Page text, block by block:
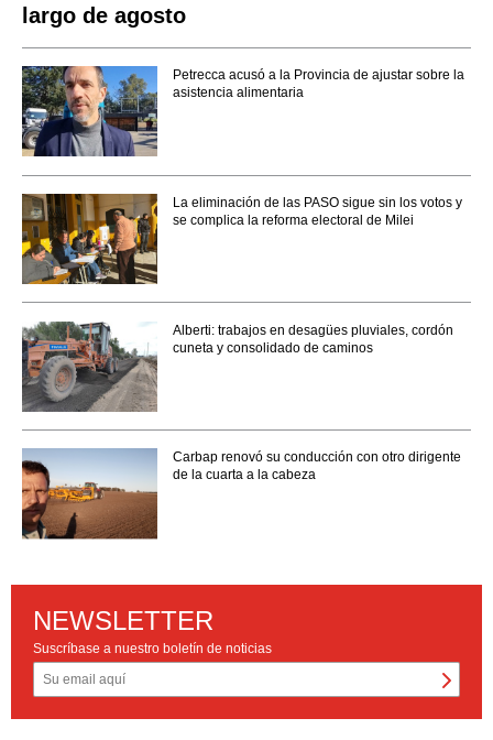
largo de agosto
Petrecca acusó a la Provincia de ajustar sobre la
asistencia alimentaria
La eliminación de las PASO sigue sin los votos y
se complica la reforma electoral de Milei
Alberti: trabajos en desagües pluviales, cordón
cuneta y consolidado de caminos
Carbap renovó su conducción con otro dirigente
de la cuarta a la cabeza
NEWSLETTER
Suscríbase a nuestro boletín de noticias